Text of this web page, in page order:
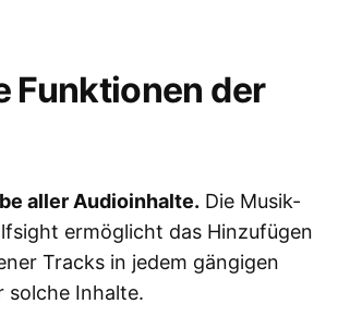
Funktionen der
aller Audioinhalte. Die Musik-
ermöglicht das Hinzufügen
Tracks in jedem gängigen
solche Inhalte.